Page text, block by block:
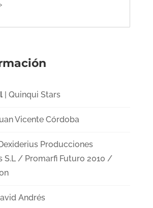
| Quinqui Stars
Vicente Córdoba
Producciones
S.L / Promarfi Futuro 2010 /
Andrés